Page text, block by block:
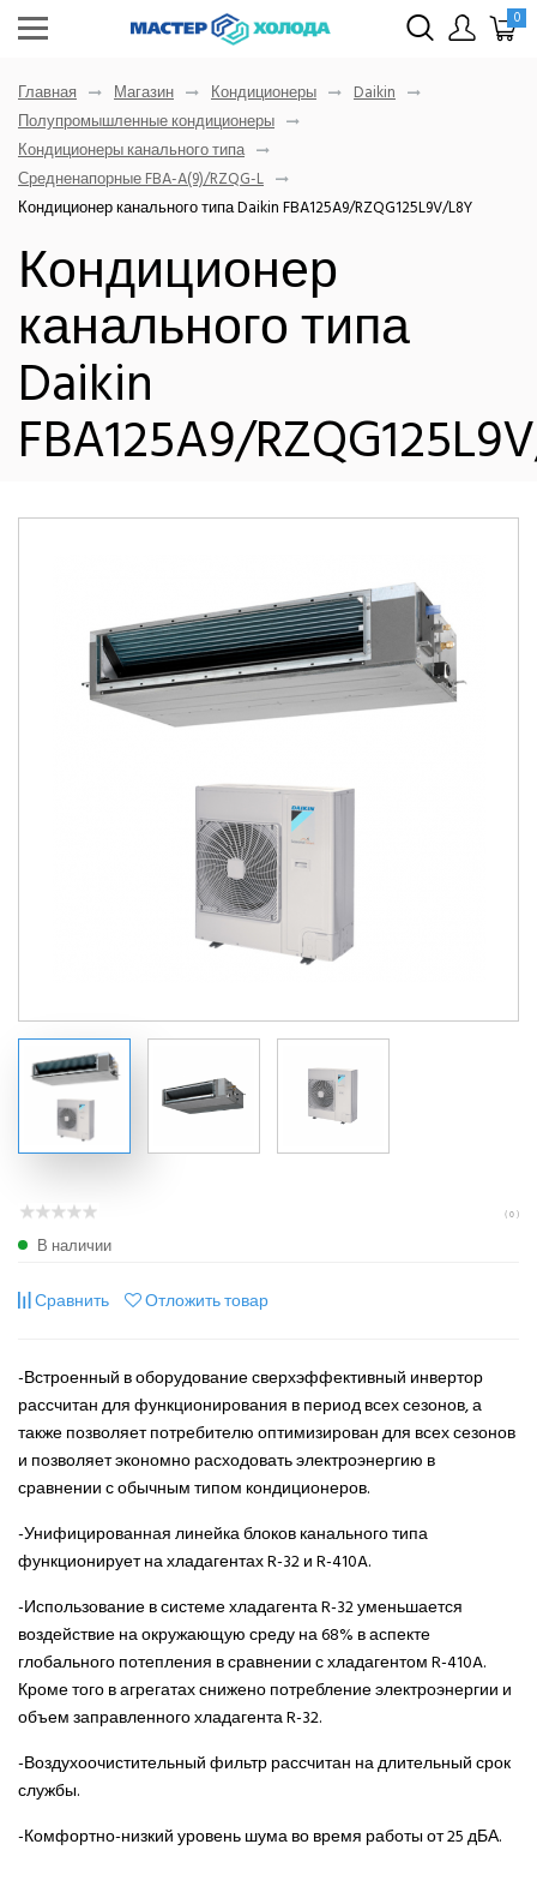
0
Главная Магазин Кондиционеры
Daikin
Полупромышленные кондиционеры
Кондиционеры канального типа
Средненапорные FBA-A(9)/RZQG-L
Кондиционер канального типа Daikin FBA125A9/RZQG125L9V/L8Y
Кондиционер
канального типа
Daikin
FBA125A9/
( 0 )
В наличии
Сравнить Отложить товар
-Встроенный в оборудование сверхэффективный инвертор
рассчитан для функционирования в период всех сезонов, а
также позволяет потребителю оптимизирован для всех сезонов
и позволяет экономно расходовать электроэнергию в
сравнении с обычным типом кондиционеров.
-Унифицированная линейка блоков канального типа
функционирует на хладагентах R-32 и R-410A.
-Использование в системе хладагента R-32 уменьшается
воздействие на окружающую среду на 68% в аспекте
глобального потепления в сравнении с хладагентом R-410A.
Кроме того в агрегатах снижено потребление электроэнергии и
объем заправленного хладагента R-32.
-Воздухоочистительный фильтр рассчитан на длительный срок
службы.
-Комфортно-низкий уровень шума во время работы от 25 дБА.